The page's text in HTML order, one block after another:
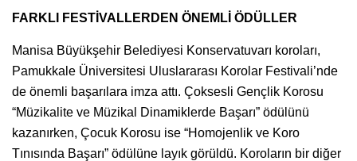
FARKLI FESTİVALLERDEN ÖNEMLİ ÖDÜLLER
Manisa Büyükşehir Belediyesi Konservatuvarı koroları,
Pamukkale Üniversitesi Uluslararası Korolar Festivali’nde
de önemli başarılara imza attı. Çoksesli Gençlik Korosu
“Müzikalite ve Müzikal Dinamiklerde Başarı” ödülünü
kazanırken, Çocuk Korosu ise “Homojenlik ve Koro
Tınısında Başarı” ödülüne layık görüldü. Koroların bir diğer